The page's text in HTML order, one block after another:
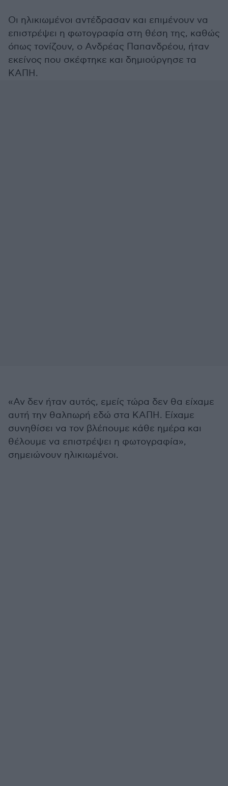
Οι ηλικιωμένοι αντέδρασαν και επιμένουν να
επιστρέψει η φωτογραφία στη θέση της, καθώς
όπως τονίζουν, ο Ανδρέας Παπανδρέου, ήταν
εκείνος που σκέφτηκε και δημιούργησε τα
ΚΑΠΗ.
«Αν δεν ήταν αυτός, εμείς τώρα δεν θα είχαμε
αυτή την θαλπωρή εδώ στα ΚΑΠΗ. Είχαμε
συνηθίσει να τον βλέπουμε κάθε ημέρα και
θέλουμε να επιστρέψει η φωτογραφία»,
σημειώνουν ηλικιωμένοι.